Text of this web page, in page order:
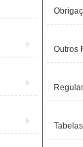
Outros